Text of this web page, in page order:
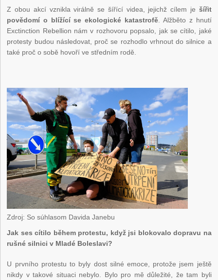
Z obou akcí vznikla virálně se šířící videa, jejichž cílem je šířit
povědomí o blížící se ekologické katastrofě. Alžběto z hnutí
Exctinction Rebellion nám v rozhovoru popsalo, jak se cítilo, jaké
protesty budou následovat, proč se rozhodlo vrhnout do silnice a
také proč o sobě hovoří ve středním rodě.
Zdroj: So súhlasom Davida Janebu
Jak ses cítilo během protestu, když jsi blokovalo dopravu na
rušné silnici v Mladé Boleslavi?
U prvního protestu to byly dost silné emoce, protože jsem ještě
nikdy v takové situaci nebylo. Bylo pro mě důležité, že tam byli